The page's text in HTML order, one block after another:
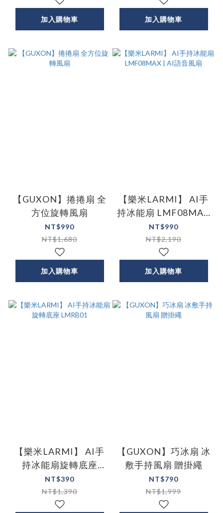
加入購物車 加入購物車
【GUXON】捲捲扇 全
方位旋轉風扇
NT$990
NT$1,680
加入購物車
【樂米LARMI】 AI手
持冰能扇 LMF08MAX
| AI語音風扇
NT$990
NT$2,190
加入購物車
【樂米LARMI】 AI手
持冰能扇旋轉底座
LMRB01
NT$390
NT$1,390
【GUXON】巧冰扇 冰
敷手持風扇 贈掛繩
NT$790
NT$1,999